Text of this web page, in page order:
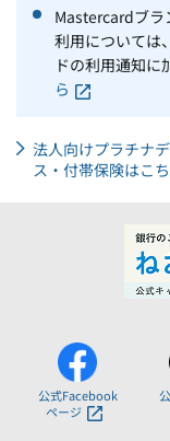
Mastercardブラ
利用については
ドの利用通知
ら
法人向けプラチナ
ス・付帯保険はこ
公式Facebook
ページ